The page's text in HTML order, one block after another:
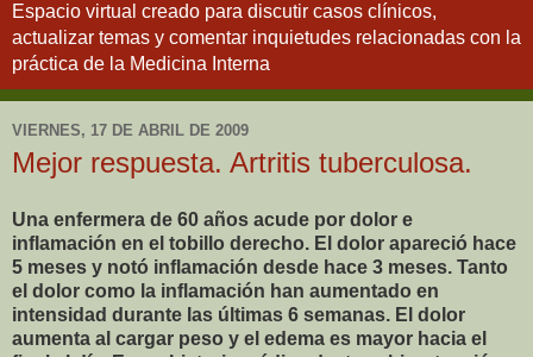
Espacio virtual creado para discutir casos clínicos,
actualizar temas y comentar inquietudes relacionadas con la
práctica de la Medicina Interna
VIERNES, 17 DE ABRIL DE 2009
Mejor respuesta. Artritis tuberculosa.
Una enfermera de 60 años acude por dolor e
inflamación en el tobillo derecho. El dolor apareció hace
5 meses y notó inflamación desde hace 3 meses. Tanto
el dolor como la inflamación han aumentado en
intensidad durante las últimas 6 semanas. El dolor
aumenta al cargar peso y el edema es mayor hacia el